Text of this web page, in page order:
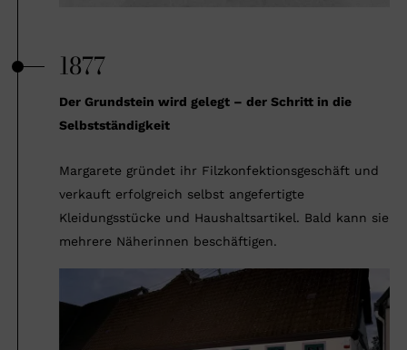
1877
Der Grundstein wird gelegt – der Schritt in die
Selbstständigkeit
Margarete gründet ihr Filzkonfektionsgeschäft und
verkauft erfolgreich selbst angefertigte
Kleidungsstücke und Haushaltsartikel. Bald kann sie
mehrere Näherinnen beschäftigen.